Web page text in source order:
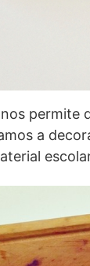
permite
a